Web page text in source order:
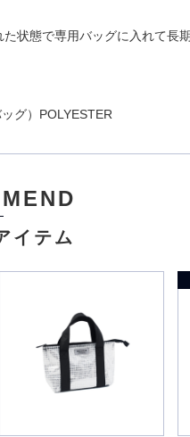
状態で専用バッグに入れて長
ッグ）POLYESTER
イテム